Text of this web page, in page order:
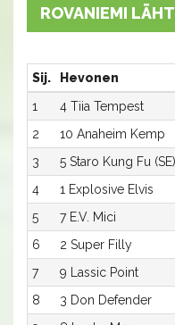
ROVANIEMI
Sij. Hevonen
1
4 Tiia Tempest
2
10 Anaheim Kemp
3
5 Staro Kung Fu (SE)
4
1 Explosive Elvis
5
7 E.V. Mici
6
2 Super Filly
7
9 Lassic Point
8
3 Don Defender